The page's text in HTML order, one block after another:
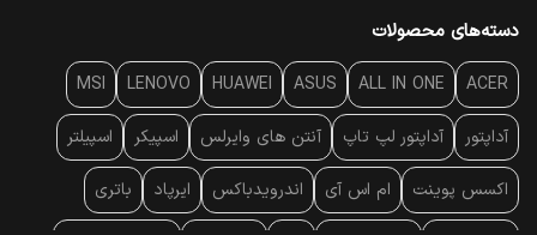
دسته‌های محصولات
ACER
ALL IN ONE
ASUS
HUAWEI
LENOVO
MSI
آداپتور آداپتور لپ تاپ آنتن‌ های وایرلس اسپیکر اسپیلتر
اکسس پوینت ام اس آی اندرویدباکس ایرپاد باتری